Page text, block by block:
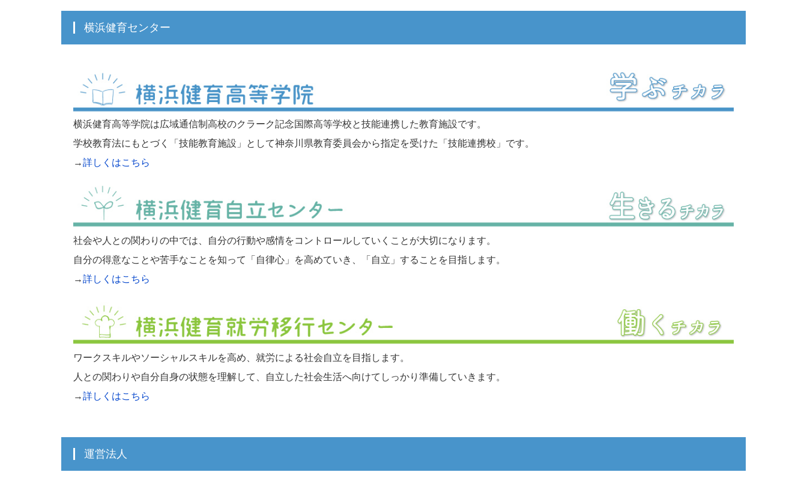
横浜健育センター
横浜健育高等学院は広域通信制高校のクラーク記念国際高等学校と技能連携した教育施設です。
学校教育法にもとづく「技能教育施設」として神奈川県教育委員会から指定を受けた「技能連携校」です。
→詳しくはこちら
社会や人との関わりの中では、自分の行動や感情をコントロールしていくことが大切になります。
自分の得意なことや苦手なことを知って「自律心」を高めていき、「自立」することを目指します。
→詳しくはこちら
ワークスキルやソーシャルスキルを高め、就労による社会自立を目指します。
人との関わりや自分自身の状態を理解して、自立した社会生活へ向けてしっかり準備していきます。
→詳しくはこちら
運営法人